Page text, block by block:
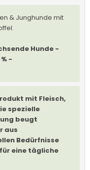
& Junghunde mit
Hunde -
-
mit Fleisch,
spezielle
beugt
aus
Bedürfnisse
eine tägliche